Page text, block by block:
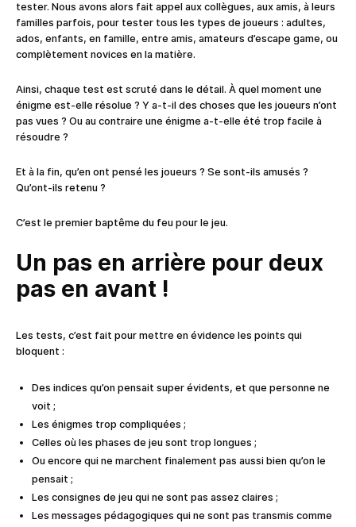
tester. Nous avons alors fait appel aux collègues, aux amis, à leurs
familles parfois, pour tester tous les types de joueurs : adultes,
ados, enfants, en famille, entre amis, amateurs d’escape game, ou
complètement novices en la matière.
Ainsi, chaque test est scruté dans le détail. À quel moment une
énigme est-elle résolue ? Y a-t-il des choses que les joueurs n’ont
pas vues ? Ou au contraire une énigme a-t-elle été trop facile à
résoudre ?
Et à la fin, qu’en ont pensé les joueurs ? Se sont-ils amusés ?
Qu’ont-ils retenu ?
C’est le premier baptême du feu pour le jeu.
Un pas en arrière pour deux
pas en avant !
Les tests, c’est fait pour mettre en évidence les points qui
bloquent :
Des indices qu’on pensait super évidents, et que personne ne
voit ;
Les énigmes trop compliquées ;
Celles où les phases de jeu sont trop longues ;
Ou encore qui ne marchent finalement pas aussi bien qu’on le
pensait ;
Les consignes de jeu qui ne sont pas assez claires ;
Les messages pédagogiques qui ne sont pas transmis comme